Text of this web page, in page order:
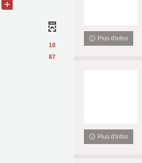
Plus d'infos
Plus d'infos
10
87